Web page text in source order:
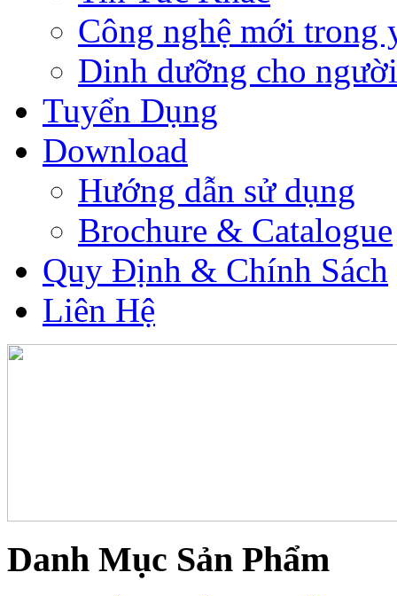
Công nghệ mới trong
Dinh dưỡng cho
Tuyển Dụng
Download
Hướng dẫn sử dụng
Brochure & Catalogue
Quy Định & Chính Sách
Liên Hệ
Danh Mục Sản Phẩm